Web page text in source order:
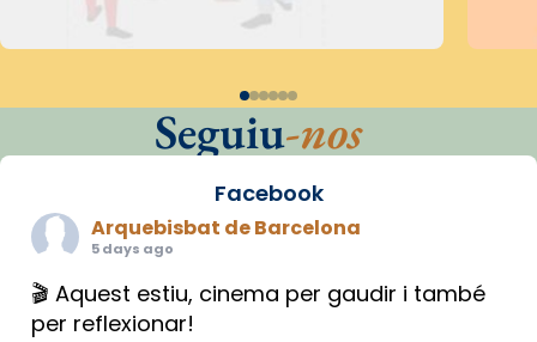
Seguiu-nos
Facebook
Arquebisbat de Barcelona
5 days ago
🎬 Aquest estiu, cinema per gaudir i també
per reflexionar!